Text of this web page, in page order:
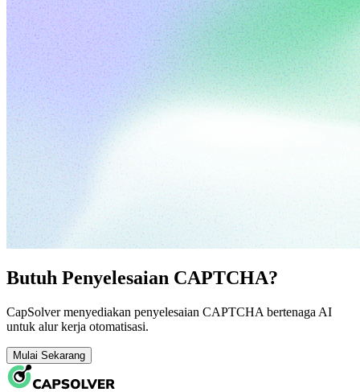
Butuh Penyelesaian CAPTCHA?
CapSolver menyediakan penyelesaian CAPTCHA bertenaga AI
untuk alur kerja otomatisasi.
Mulai Sekarang